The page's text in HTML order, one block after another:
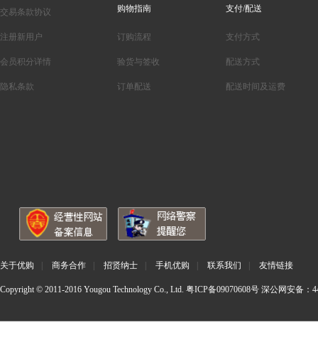
交易条款协议
注册新用户
会员积分详情
隐私条款
购物指南
订购流程
验货与签收
订单配送
支付/配送
支付方式
配送方式
配送时间及运费
关于优购 商务合作 招贤纳士 手机优购 联系我们 友情链接
Copyright © 2011-2016 Yougou Technology Co., Ltd. 粤ICP备09070608号 深公网安备：